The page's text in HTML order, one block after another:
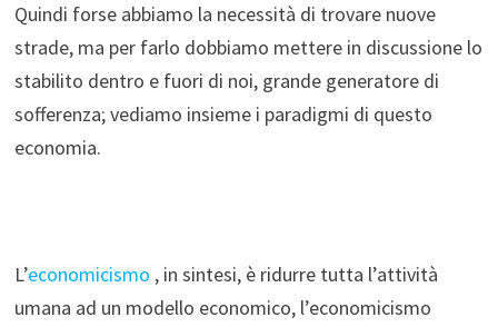
Quindi forse abbiamo la necessità di trovare nuove
strade, ma per farlo dobbiamo mettere in discussione lo
stabilito dentro e fuori di noi, grande generatore di
sofferenza; vediamo insieme i paradigmi di questo
economia.
L’economicismo , in sintesi, è ridurre tutta l’attività
umana ad un modello economico, l’economicismo